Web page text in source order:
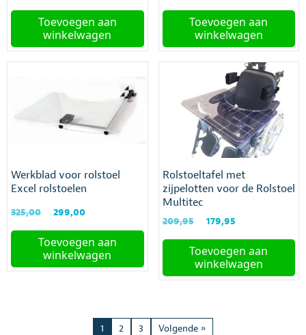
was:
€159,95.
is:
€139,95.
Toevoegen aan
winkelwagen
Toevoegen aan
winkelwagen
Werkblad voor rolstoel
Excel rolstoelen
325,00
Oorspronkelijke
was:
€325,00.
299,00
is:
€299,00.
Toevoegen aan
winkelwagen
Rolstoeltafel met
zijpelotten voor de Rolstoel
Multitec
209,95
Oorspronkelijke
was:
€209,95.
179,95
is:
€179,95.
Toevoegen aan
winkelwagen
1 2 3 Volgende »